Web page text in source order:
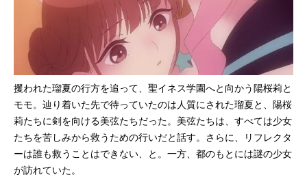
倉有加）は、聖イネス学園での美弦
（CV：上田麗奈）との会話を、陽桜
莉（CV：石見舞菜香）たちにも伝え
ていた。その衝撃の事実に混乱する
陽桜莉たち。美弦が語った「３日
後」とは……。第10話「墓を掘る美
しい娘たち」あらすじモモから聞か
される、世界の新たな理。さらに美
弦は、今日から３日後、自分たちが
してきたことの意味が分かるとモモ
に告げていた。都は３日を待たず美
攫われた瑠夏の行方を追って、聖イネス学園へと向かう陽桜莉と
モモ。辿り着いた先で待っていたのは人質にされた瑠夏と、陽桜
莉たちに剣を向ける美弦たちだった。美弦たちは、すべては少女
たちを苦しみから救うための行いだと話す。さらに、リフレクタ
ーは誰も救うことはできない、と。一方、都のもとには謎の少女
が訪れていた。